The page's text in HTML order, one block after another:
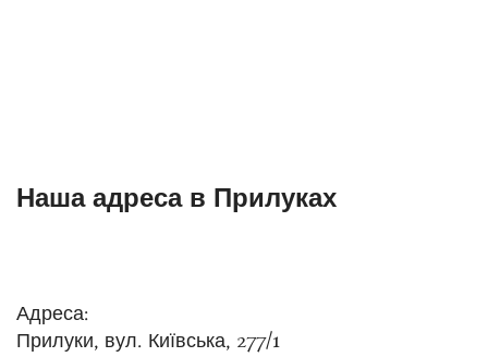
Наша адреса в Прилуках
Адреса:
Прилуки, вул. Київська, 277/1